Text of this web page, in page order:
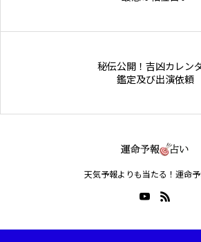
秘伝公開！吉凶カレン
鑑定及び出演依頼
天気予報よりも当たる！運命